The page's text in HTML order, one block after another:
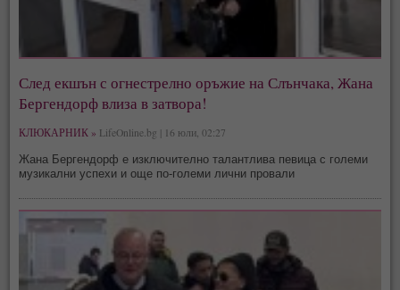
След екшън с огнестрелно оръжие на Слънчака, Жана
Бергендорф влиза в затвора!
КЛЮКАРНИК » LifeOnline.bg | 16 юли, 02:27
Жана Бергендорф е изключително талантлива певица с големи
музикални успехи и още по-големи лични провали